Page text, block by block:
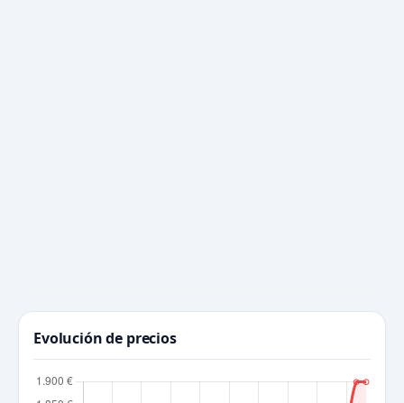
Evolución de precios